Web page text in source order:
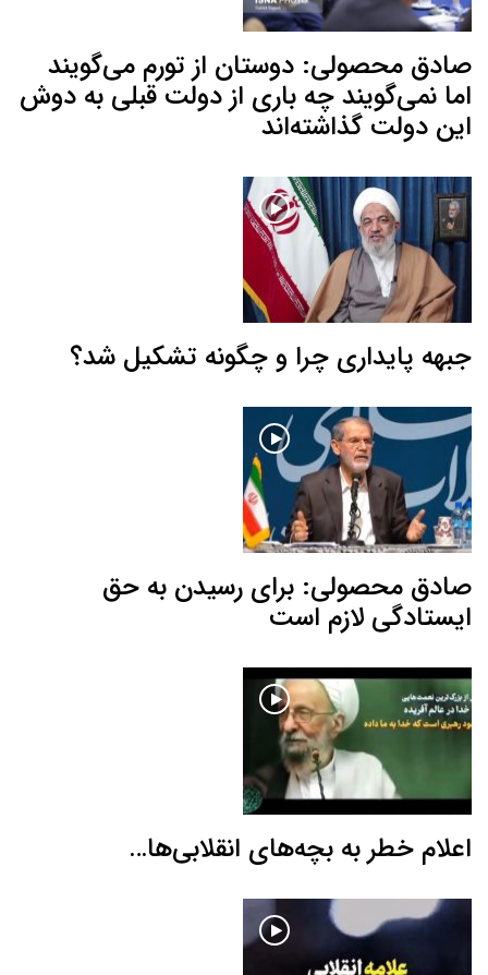
صادق محصولی: دوستان از تورم می‌گویند
اما نمی‌گویند چه باری از دولت قبلی به دوش
این دولت گذاشته‌اند
جبهه پایداری چرا و چگونه تشکیل شد؟
صادق محصولی: برای رسیدن به حق
ایستادگی لازم است
اعلام خطر به بچه‌های انقلابی‌ها…